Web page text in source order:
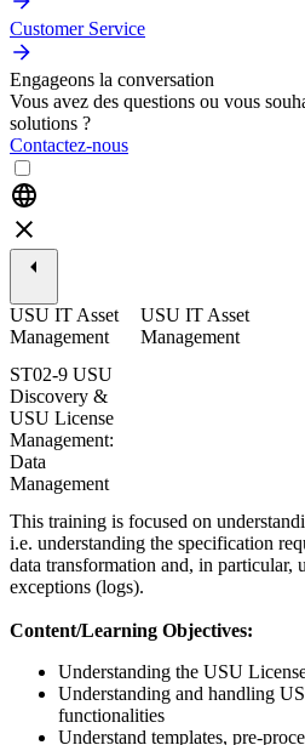
Customer Service
Engageons la conversation
Vous avez des questions ou vous
solutions ?
Contactez-nous
USU IT Asset
Management
ST02-9 USU
Discovery &
USU License
Management:
Data
Management
USU IT Asset
Management
This training is focused on
i.e. understanding the specification
data transformation and, in particular,
exceptions (logs).
Content/Learning Objectives:
Understanding the USU
Understanding and handling
functionalities
Understand templates, pre-